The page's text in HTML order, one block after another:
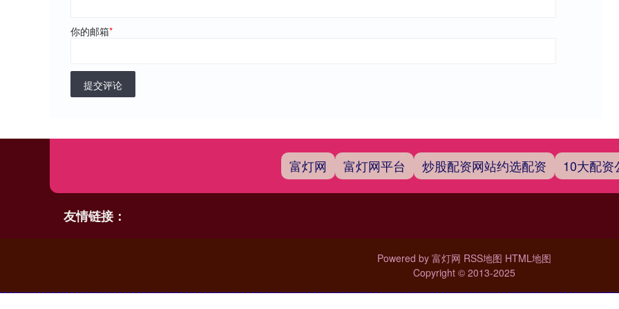
你的邮箱*
提交评论
富灯网 富灯网平台 炒股配资网站约选配资 10大配资
友情链接：
Powered by 富灯网 RSS地图 HTML地图
Copyright © 2013-2025